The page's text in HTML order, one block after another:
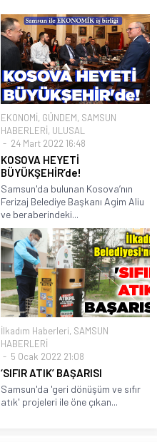
EKONOMİ, GÜNDEM, SAMSUN
HABERLERİ, ULUSAL
24 Mart 2022 16:48
KOSOVA HEYETİ
BÜYÜKŞEHİR’de!
Samsun'da bulunan Kosova’nın
Ferizaj Belediye Başkanı Agim Aliu
ve beraberindeki...
İlkadım Haberleri, SAMSUN
HABERLERİ
5 Ocak 2022 21:08
‘SIFIR ATIK’ BAŞARISI
Samsun'da 'geri dönüşüm ve sıfır
atık' projeleri ile öne çıkan...